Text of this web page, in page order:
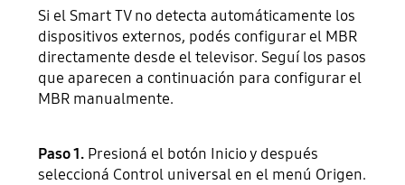
Si el Smart TV no detecta automáticamente los
dispositivos externos, podés configurar el MBR
directamente desde el televisor. Seguí los pasos
que aparecen a continuación para configurar el
MBR manualmente.
Paso 1. Presioná el botón Inicio y después
seleccioná Control universal en el menú Origen.